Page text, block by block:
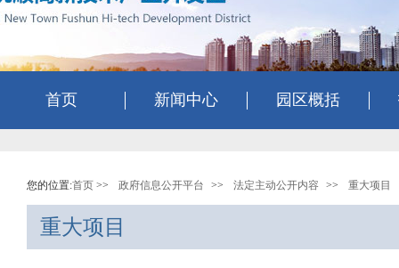
首页 新闻中心 园区概括
您的位置:首页 >> 政府信息公开平台 >> 法定主动公开内容 >> 重大项目
重大项目